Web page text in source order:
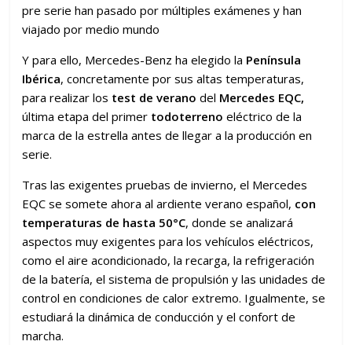
pre serie han pasado por múltiples exámenes y han
viajado por medio mundo
Y para ello, Mercedes-Benz ha elegido la Península
Ibérica, concretamente por sus altas temperaturas,
para realizar los test de veranodel Mercedes EQC,
última etapa del primer todoterrenoeléctrico de la
marca de la estrella antes de llegar a la producción en
serie.
Tras las exigentes pruebas de invierno, el Mercedes
EQC se somete ahora al ardiente verano español, con
temperaturas de hasta 50°C, donde se analizará
aspectos muy exigentes para los vehículos eléctricos,
como el aire acondicionado, la recarga, la refrigeración
de la batería, el sistema de propulsión y las unidades de
control en condiciones de calor extremo. Igualmente, se
estudiará la dinámica de conducción y el confort de
marcha.